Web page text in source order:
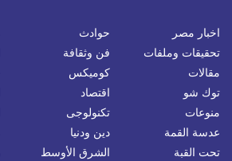
اخبار مصر حوادث
تحقيقات وملفات
فن وثقافة
مقالات
كوميكس
توك شو
اقتصاد
منوعات
تكنولوجى
عدسة القمة
دين ودنيا
تحت القبة
الشرق الأوسط